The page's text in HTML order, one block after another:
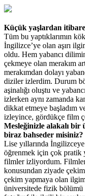
Küçük yaşlardan
Tüm bu yaptıklarımın
İngilizce’ye olan aşırı
oldu. Hem yabancı
çekmeye olan merakım
merakımdan dolayı
diziler izlerdim. Durum
aşinalığı oluştu ve
izlerken aynı zamanda
dikkat etmeye başladım
izleyince, gördükçe film
Mesleğinizle alakalı
biraz bahseder misiniz?
Lise yıllarında
öğrenmek için çok pratik
filmler izliyordum.
konusundan ziyade
çekim yapmaya olan
üniversitede fizik bölümü